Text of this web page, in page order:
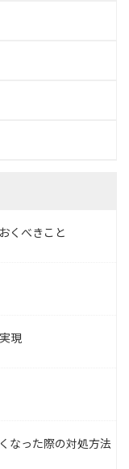
くべきこと
現
なった際の対処方法